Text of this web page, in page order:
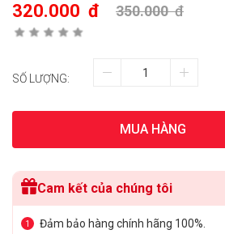
320.000 đ 350.000đ
SỐ LƯỢNG:
MUA HÀNG
Cam kết của chúng tôi
1 Đảm bảo hàng chính hãng 100%.